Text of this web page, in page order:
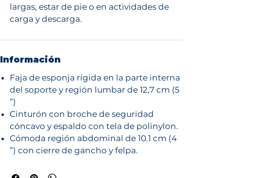
largas, estar de pie o en actividades de
carga y descarga.
Información
Faja de esponja rígida en la parte interna
del soporte y región lumbar de 12,7 cm (5
”)
Cinturón con broche de seguridad
cóncavo y espaldo con tela de polinylon.
Cómoda región abdominal de 10.1 cm (4
”) con cierre de gancho y felpa.